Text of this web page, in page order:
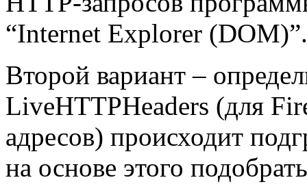
“Internet Explorer (DOM)”.
Второй вариант –
LiveHTTPHeaders (для
адресов) происходит
на основе этого